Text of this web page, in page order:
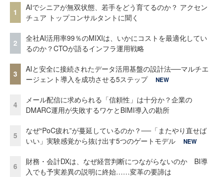
1
AIでシニアが無双状態、若手をどう育てるのか？ アクセン
チュア トップコンサルタントに聞く
2
全社AI活用率99％のMIXIは、いかにコストを最適化してい
るのか？CTOが語るインフラ運用戦略
3
AIと安全に接続されたデータ活用基盤の設計法──マルチエ
ージェント導入を成功させる5ステップ
NEW
4
メール配信に求められる「信頼性」は十分か？企業の
DMARC運用が失敗するワケとBIMI導入の勘所
5
なぜ“PoC疲れ”が蔓延しているのか？──「またやり直せば
いい」実験感覚から抜け出す5つのゲートモデル
NEW
6
財務・会計DXは、なぜ経営判断につながらないのか BI導
入でも予実差異の説明に終始……変革の要諦は